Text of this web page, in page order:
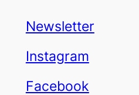
Newsletter
Instagram
Facebook